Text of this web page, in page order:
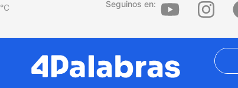
°C Seguinos en: